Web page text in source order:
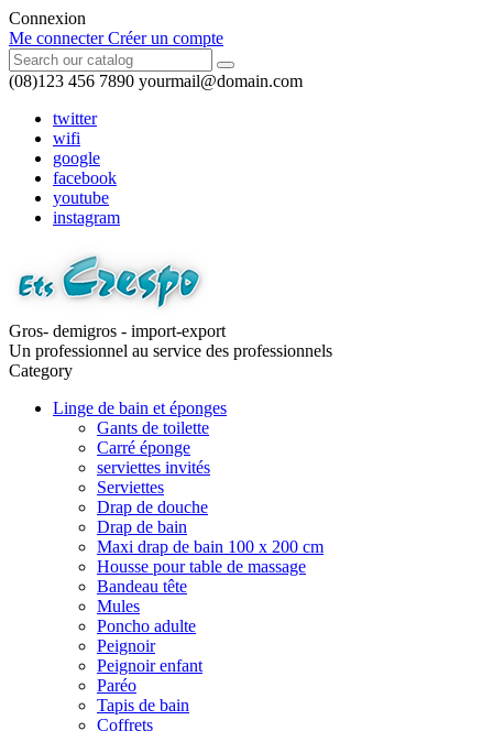
Connexion
Me connecter Créer un compte
(08)123 456 7890 yourmail@domain.com
twitter
wifi
google
facebook
youtube
instagram
Gros- demigros - import-export
Un professionnel au service des professionnels
Category
Linge de bain et éponges
Gants de toilette
Carré éponge
serviettes invités
Serviettes
Drap de douche
Drap de bain
Maxi drap de bain 100 x 200 cm
Housse pour table de massage
Bandeau tête
Mules
Poncho adulte
Peignoir
Peignoir enfant
Paréo
Tapis de bain
Coffrets